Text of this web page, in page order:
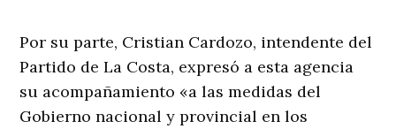
Por su parte, Cristian Cardozo, intendente del
Partido de La Costa, expresó a esta agencia
su acompañamiento «a las medidas del
Gobierno nacional y provincial en los